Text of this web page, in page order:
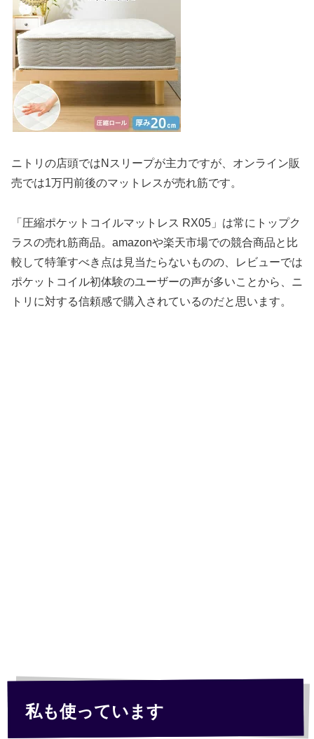
ニトリの店頭ではNスリープが主力ですが、オンライン販
売では1万円前後のマットレスが売れ筋です。
「圧縮ポケットコイルマットレス RX05」は常にトップク
ラスの売れ筋商品。amazonや楽天市場での競合商品と比
較して特筆すべき点は見当たらないものの、レビューでは
ポケットコイル初体験のユーザーの声が多いことから、ニ
トリに対する信頼感で購入されているのだと思います。
私も使っています